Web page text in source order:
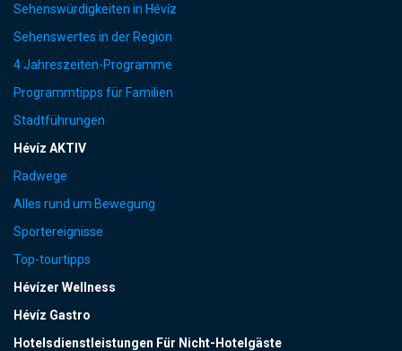
Sehenswürdigkeiten in Hévíz
Sehenswertes in der Region
4 Jahreszeiten-Programme
Programmtipps für Familien
Stadtführungen
Hévíz AKTIV
Radwege
Alles rund um Bewegung
Sportereignisse
Top-tourtipps
Hévízer Wellness
Hévíz Gastro
Hotelsdienstleistungen Für Nicht-Hotelgäste